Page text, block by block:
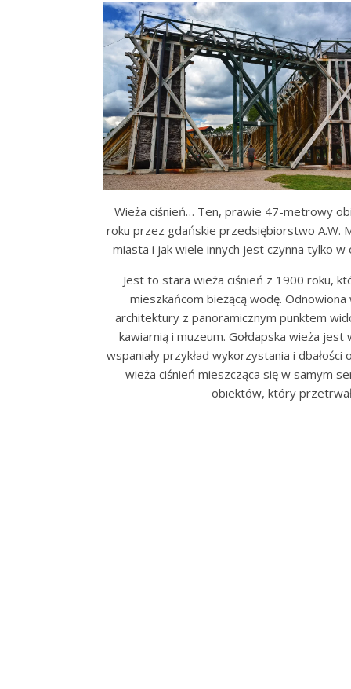
Wieża ciśnień… Ten, prawie 47-metrowy
roku przez gdańskie przedsiębiorstwo A.W.
miasta i jak wiele innych jest czynna tylko
Jest to stara wieża ciśnień z 1900 roku,
mieszkańcom bieżącą wodę.
architektury z panoramicznym punktem
kawiarnią i muzeum. Gołdapska wieża
wspaniały przykład wykorzystania i
wieża ciśnień mieszcząca się w samym
obiektów, który